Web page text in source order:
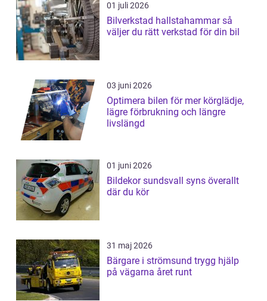
01 juli 2026
Bilverkstad hallstahammar så
väljer du rätt verkstad för din bil
03 juni 2026
Optimera bilen för mer körglädje,
lägre förbrukning och längre
livslängd
01 juni 2026
Bildekor sundsvall syns överallt
där du kör
31 maj 2026
Bärgare i strömsund trygg hjälp
på vägarna året runt